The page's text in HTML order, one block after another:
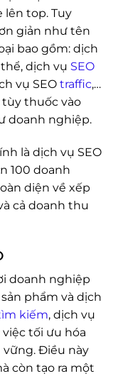
lên top. Tuy
giản như tên
bao gồm: dịch
dịch vụ SEO
vụ SEO traffic,…
tùy thuốc vào
doanh nghiệp.
là dịch vụ SEO
100 doanh
diện về xếp
cả doanh thu
doanh nghiệp
phẩm và dịch
kiếm, dịch vụ
tối ưu hóa
Điều này
còn tạo ra một